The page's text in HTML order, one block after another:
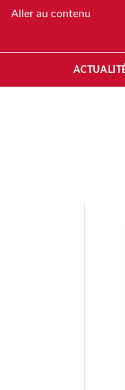
Aller au contenu